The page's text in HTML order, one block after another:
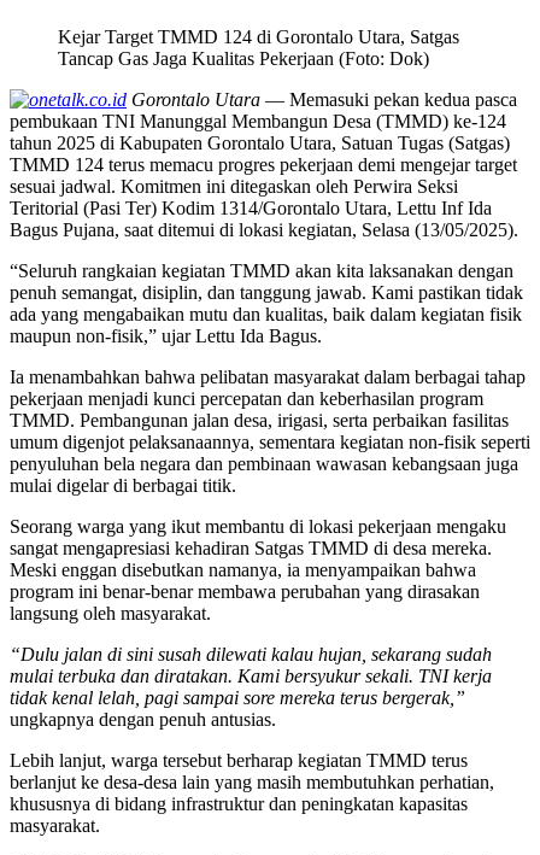
Kejar Target TMMD 124 di Gorontalo Utara, Satgas
Tancap Gas Jaga Kualitas Pekerjaan (Foto: Dok)
Gorontalo Utara — Memasuki pekan kedua pasca
pembukaan TNI Manunggal Membangun Desa (TMMD) ke-124
tahun 2025 di Kabupaten Gorontalo Utara, Satuan Tugas (Satgas)
TMMD 124 terus memacu progres pekerjaan demi mengejar target
sesuai jadwal. Komitmen ini ditegaskan oleh Perwira Seksi
Teritorial (Pasi Ter) Kodim 1314/Gorontalo Utara, Lettu Inf Ida
Bagus Pujana, saat ditemui di lokasi kegiatan, Selasa (13/05/2025).
“Seluruh rangkaian kegiatan TMMD akan kita laksanakan dengan
penuh semangat, disiplin, dan tanggung jawab. Kami pastikan tidak
ada yang mengabaikan mutu dan kualitas, baik dalam kegiatan fisik
maupun non-fisik,” ujar Lettu Ida Bagus.
Ia menambahkan bahwa pelibatan masyarakat dalam berbagai tahap
pekerjaan menjadi kunci percepatan dan keberhasilan program
TMMD. Pembangunan jalan desa, irigasi, serta perbaikan fasilitas
umum digenjot pelaksanaannya, sementara kegiatan non-fisik seperti
penyuluhan bela negara dan pembinaan wawasan kebangsaan juga
mulai digelar di berbagai titik.
Seorang warga yang ikut membantu di lokasi pekerjaan mengaku
sangat mengapresiasi kehadiran Satgas TMMD di desa mereka.
Meski enggan disebutkan namanya, ia menyampaikan bahwa
program ini benar-benar membawa perubahan yang dirasakan
langsung oleh masyarakat.
“Dulu jalan di sini susah dilewati kalau hujan, sekarang sudah
mulai terbuka dan diratakan. Kami bersyukur sekali. TNI kerja
tidak kenal lelah, pagi sampai sore mereka terus bergerak,”
ungkapnya dengan penuh antusias.
Lebih lanjut, warga tersebut berharap kegiatan TMMD terus
berlanjut ke desa-desa lain yang masih membutuhkan perhatian,
khususnya di bidang infrastruktur dan peningkatan kapasitas
masyarakat.